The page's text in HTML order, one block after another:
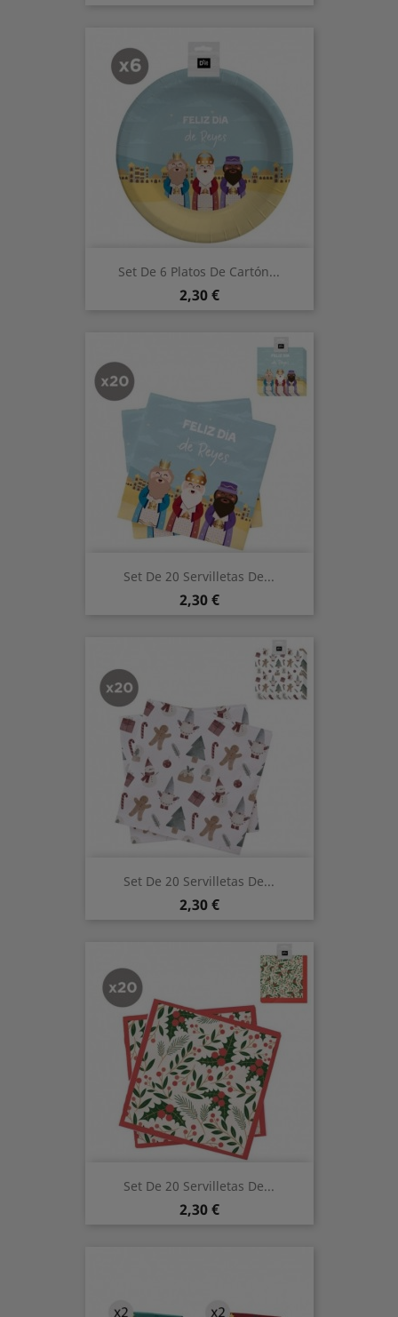
Set De 6 Platos De Cartón...
Precio
2,30 €
Set De 20 Servilletas De...
Precio
2,30 €
Set De 20 Servilletas De...
Precio
2,30 €
Set De 20 Servilletas De...
Precio
2,30 €